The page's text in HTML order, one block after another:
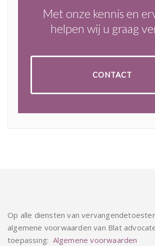
Met onze kennis en
helpen wij u graag
CONTACT
Op alle diensten van
algemene voorwaarden van Blat
toepassing: Algemene voorwaarden